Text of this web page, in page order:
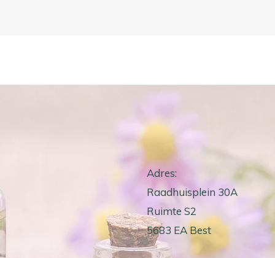
Adres:
Raadhuisplein 30A
Ruimte S2
5683 EA Best